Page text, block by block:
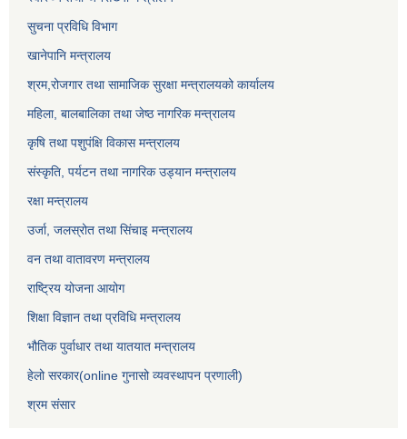
सुचना प्रविधि विभाग
खानेपानि मन्त्रालय
श्रम,रोजगार तथा सामाजिक सुरक्षा मन्त्रालयको कार्यालय
महिला, बालबालिका तथा जेष्ठ नागरिक मन्त्रालय
कृषि तथा पशुपंक्षि विकास मन्त्रालय
संस्कृति, पर्यटन तथा नागरिक उड्‍यान मन्त्रालय
रक्षा मन्त्रालय
उर्जा, जलस्रोत तथा सिंचाइ मन्त्रालय
वन तथा वातावरण मन्त्रालय
राष्ट्रिय योजना आयोग
शिक्षा विज्ञान तथा प्रविधि मन्त्रालय
भौतिक पुर्वाधार तथा यातयात मन्त्रालय
हेलो सरकार(online गुनासो व्यवस्थापन प्रणाली)
श्रम संसार